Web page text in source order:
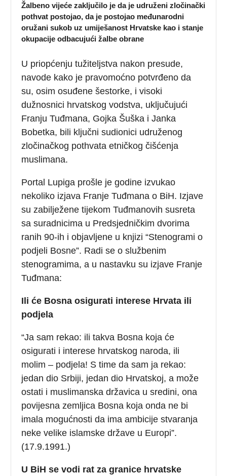
Žalbeno vijeće zaključilo je da je udruženi zločinački
pothvat postojao, da je postojao međunarodni
oružani sukob uz umiješanost Hrvatske kao i stanje
okupacije odbacujući žalbe obrane
U priopćenju tužiteljstva nakon presude,
navode kako je pravomoćno potvrđeno da
su, osim osuđene šestorke, i visoki
dužnosnici hrvatskog vodstva, uključujući
Franju Tuđmana, Gojka Šuška i Janka
Bobetka, bili ključni sudionici udruženog
zločinačkog pothvata etničkog čišćenja
muslimana.
Portal Lupiga prošle je godine izvukao
nekoliko izjava Franje Tuđmana o BiH. Izjave
su zabilježene tijekom Tuđmanovih susreta
sa suradnicima u Predsjedničkim dvorima
ranih 90-ih i objavljene u knjizi “Stenogrami o
podjeli Bosne”. Radi se o službenim
stenogramima, a u nastavku su izjave Franje
Tuđmana:
Ili će Bosna osigurati interese Hrvata ili
podjela
“Ja sam rekao: ili takva Bosna koja će
osigurati i interese hrvatskog naroda, ili
molim – podjela! S time da sam ja rekao:
jedan dio Srbiji, jedan dio Hrvatskoj, a može
ostati i muslimanska državica u sredini, ona
povijesna zemljica Bosna koja onda ne bi
imala mogućnosti da ima ambicije stvaranja
neke velike islamske države u Europi”.
(17.9.1991.)
U BiH se vodi rat za granice hrvatske